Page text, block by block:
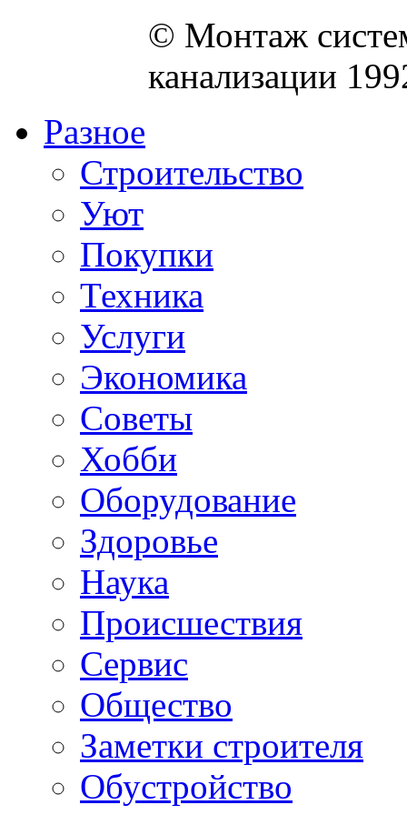
© Монтаж
канализации
Разное
Строительство
Уют
Покупки
Техника
Услуги
Экономика
Советы
Хобби
Oборудование
Здоровье
Наука
Происшествия
Сервис
Общество
Заметки строителя
Обустройство